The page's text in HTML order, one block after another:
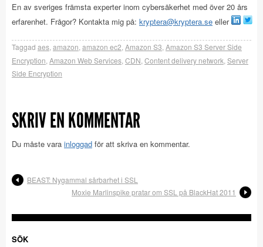
En av sveriges främsta experter inom cybersäkerhet med över 20 års
erfarenhet. Frågor? Kontakta mig på: kryptera@kryptera.se eller
Taggad aes amazon amazon ec2 Amazon S3 Amazon S3 Server Side
Encryption Amazon Web Services CDN Content delivery network Server
Side Encryption
SKRIV EN KOMMENTAR
Du måste vara inloggad för att skriva en kommentar.
BEAST: Nygammal sårbarhet i SSL
Moxie Marlinspike pratar om SSL på BlackHat 2011
SÖK